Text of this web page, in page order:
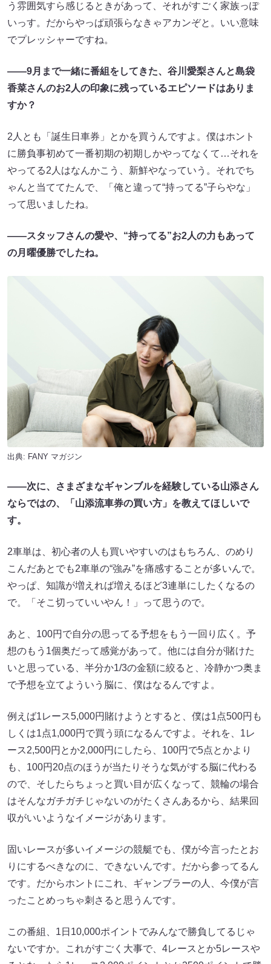
う雰囲気すら感じるときがあって、それがすごく家族っぽ
いっす。だからやっぱ頑張らなきゃアカンぞと。いい意味
でプレッシャーですね。
――9月まで一緒に番組をしてきた、谷川愛梨さんと島袋
香菜さんのお2人の印象に残っているエピソードはありま
すか？
2人とも「誕生日車券」とかを買うんですよ。僕はホント
に勝負事初めて一番初期の初期しかやってなくて…それを
やってる2人はなんかこう、新鮮やなっていう。それでち
ゃんと当ててたんで、「俺と違って“持ってる”子らやな」
って思いましたね。
――スタッフさんの愛や、“持ってる”お2人の力もあって
の月曜優勝でしたね。
出典: FANY マガジン
――次に、さまざまなギャンブルを経験している山添さん
ならではの、「山添流車券の買い方」を教えてほしいで
す。
2車単は、初心者の人も買いやすいのはもちろん、のめり
こんだあとでも2車単の“強み”を痛感することが多いんで。
やっぱ、知識が増えれば増えるほど3連単にしたくなるの
で。「そこ切っていいやん！」って思うので。
あと、100円で自分の思ってる予想をもう一回り広く。予
想のもう1個奥だって感覚があって。他には自分が賭けた
いと思っている、半分か1/3の金額に絞ると、冷静かつ奥ま
で予想を立てよういう脳に、僕はなるんですよ。
例えば1レース5,000円賭けようとすると、僕は1点500円も
しくは1点1,000円で買う頭になるんですよ。それを、1レ
ース2,500円とか2,000円にしたら、100円で5点とかより
も、100円20点のほうが当たりそうな気がする脳に代わる
ので、そしたらちょっと買い目が広くなって、競輪の場合
はそんなガチガチじゃないのがたくさんあるから、結果回
収がいいようなイメージがあります。
固いレースが多いイメージの競艇でも、僕が今言ったとお
りにするべきなのに、できないんです。だから参ってるん
です。だからホントにこれ、ギャンブラーの人、今僕が言
ったことめっちゃ刺さると思うんです。
この番組、1日10,000ポイントでみんなで勝負してるじゃ
ないですか。これがすごく大事で、4レースとか5レースや